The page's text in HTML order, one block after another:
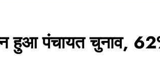
हुआ पंचायत चुनाव,